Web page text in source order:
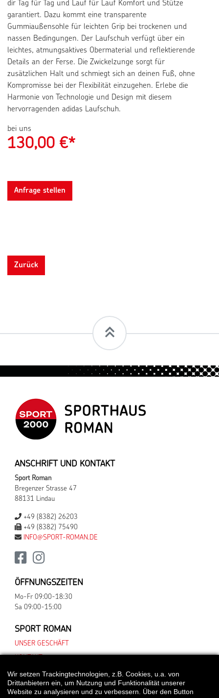
dir Tag für Tag und Lauf für Lauf Komfort und Stütze
garantiert. Dazu kommt eine transparente
Gummiaußensohle für leichten Grip bei trockenen und
nassen Bedingungen. Der Laufschuh verfügt über ein
leichtes, atmungsaktives Obermaterial und reflektierende
Details an der Ferse. Die Zwickelzunge sorgt für
zusätzlichen Halt und schmiegt sich an deinen Fuß, ohne
Kompromisse bei der Flexibilität einzugehen. Erlebe die
Harmonie von Technologie und Design mit diesem
hervorragenden adidas Laufschuh.
bei uns
130,00 €*
Anfrage stellen
Zurück
ANSCHRIFT UND KONTAKT
Sport Roman
Bregenzer Strasse 47
88131 Lindau
+49 (8382) 26203
+49 (8382) 75490
INFO@SPORT-ROMAN.DE
ÖFFNUNGSZEITEN
Mo-Fr 09:00-18:30
Sa 09:00-15:00
SPORT ROMAN
UNSER GESCHÄFT
Wir setzen Trackingtechnologien, z.B. Cookies, u.a. von
Drittanbietern ein, um Nutzung und Funktionalität unserer
Website zu analysieren und zu verbessern. Über den Button